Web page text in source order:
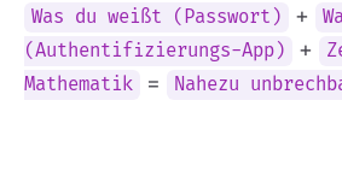
Was du weißt (Passwort) +
(Authentifizierungs-App)
+
Mathematik
= Nahezu